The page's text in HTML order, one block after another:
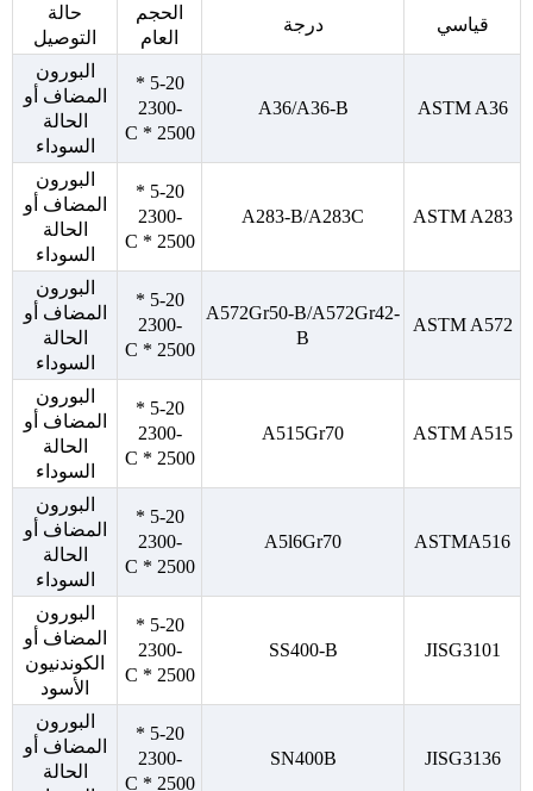
قياسي درجة
الحجم
العام
حالة
التوصيل
ASTM A36
A36/A36-B
5-20 *
2300-
2500 * C
البورون
المضاف أو
الحالة
السوداء
ASTM A283
A283-B/A283C
5-20 *
2300-
2500 * C
البورون
المضاف أو
الحالة
السوداء
ASTM A572
A572Gr50-B/A572Gr42-
B
5-20 *
2300-
2500 * C
البورون
المضاف أو
الحالة
السوداء
ASTM A515
A515Gr70
5-20 *
2300-
2500 * C
البورون
المضاف أو
الحالة
السوداء
ASTMA516
A5l6Gr70
5-20 *
2300-
2500 * C
البورون
المضاف أو
الحالة
السوداء
JISG3101
SS400-B
5-20 *
2300-
2500 * C
البورون
المضاف أو
الكوندنيون
الأسود
JISG3136
SN400B
5-20 *
2300-
2500 * C
البورون
المضاف أو
الحالة